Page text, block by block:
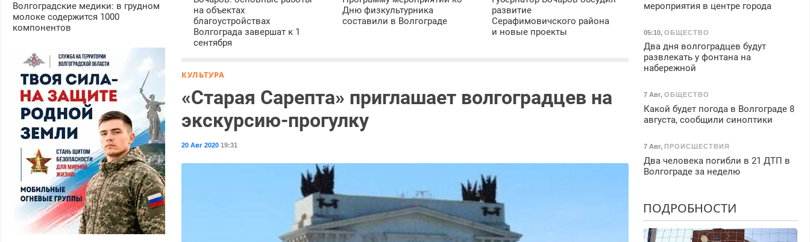
на объектах
благоустройствах
Волгограда завершат к 1
сентября
Дню физкультурника
составили в Волгограде
развитие
Серафимовичского района
и новые проекты
КУЛЬТУРА
«Старая Сарепта» приглашает волгоградцев на
экскурсию-прогулку
20 Авг 2020 19:31
Волгоградские медики: в грудном
молоке содержится 1000
компонентов
мероприятия в центре города
05:10, ОБЩЕСТВО
Два дня волгоградцев будут
развлекать у фонтана на
набережной
7 Авг, ОБЩЕСТВО
Какой будет погода в Волгограде 8
августа, сообщили синоптики
7 Авг, ПРОИСШЕСТВИЯ
Два человека погибли в 21 ДТП в
Волгограде за неделю
ПОДРОБНОСТИ